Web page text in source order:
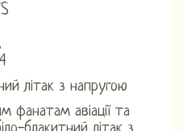
літак з напругою
фанатам авіації та